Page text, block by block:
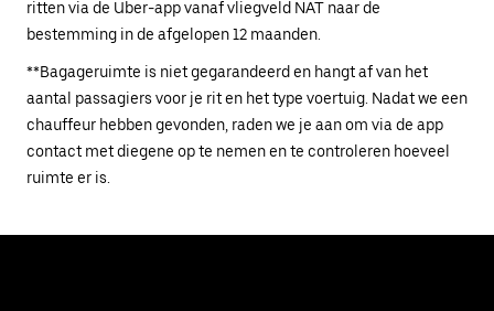
ritten via de Uber-app vanaf vliegveld NAT naar de
bestemming in de afgelopen 12 maanden.
**Bagageruimte is niet gegarandeerd en hangt af van het
aantal passagiers voor je rit en het type voertuig. Nadat we een
chauffeur hebben gevonden, raden we je aan om via de app
contact met diegene op te nemen en te controleren hoeveel
ruimte er is.